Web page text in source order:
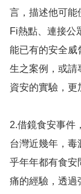
言，描述他可能
Fi熱點、連接公
能已有的安全威
生之案例，或請
資安的實驗，更
2.借鏡食安事件
台灣近幾年，毒
乎年年都有食安
痛的經驗，透過